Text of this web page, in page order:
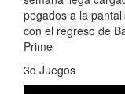
pegados a la
con el regreso de
Prime
3d Juegos